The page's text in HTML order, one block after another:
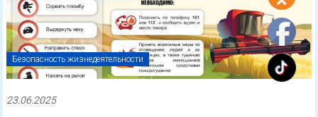
Безопасность жизнедеятельности
23.06.2025